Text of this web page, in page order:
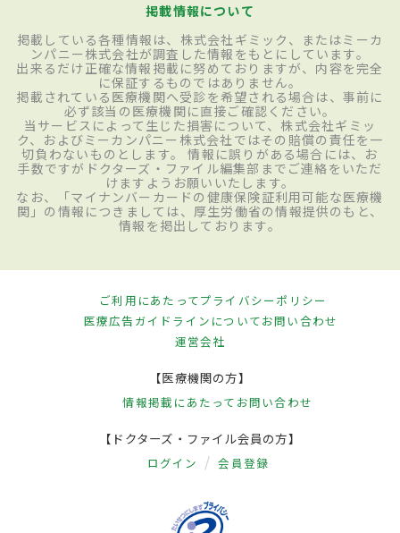
掲載情報について
掲載している各種情報は、株式会社ギミック、またはミーカ
ンパニー株式会社が調査した情報をもとにしています。
出来るだけ正確な情報掲載に努めておりますが、内容を完全
に保証するものではありません。
掲載されている医療機関へ受診を希望される場合は、事前に
必ず該当の医療機関に直接ご確認ください。
当サービスによって生じた損害について、株式会社ギミッ
ク、およびミーカンパニー株式会社ではその賠償の責任を一
切負わないものとします。 情報に誤りがある場合には、お
手数ですがドクターズ・ファイル編集部までご連絡をいただ
けますようお願いいたします。
なお、「マイナンバーカードの健康保険証利用可能な医療機
関」の情報につきましては、厚生労働省の情報提供のもと、
情報を掲出しております。
ご利用にあたってプライバシーポリシー
医療広告ガイドラインについてお問い合わせ
運営会社
【医療機関の方】
情報掲載にあたって お問い合わせ
【ドクターズ・ファイル会員の方】
ログイン 会員登録